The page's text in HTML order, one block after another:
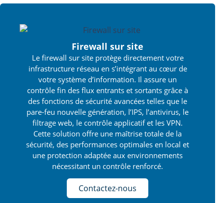
Firewall sur site
Le firewall sur site protège directement votre
infrastructure réseau en s’intégrant au cœur de
votre système d’information. Il assure un
contrôle fin des flux entrants et sortants grâce à
des fonctions de sécurité avancées telles que le
pare-feu nouvelle génération, l’IPS, l’antivirus, le
filtrage web, le contrôle applicatif et les VPN.
Cette solution offre une maîtrise totale de la
sécurité, des performances optimales en local et
une protection adaptée aux environnements
nécessitant un contrôle renforcé.
Contactez-nous